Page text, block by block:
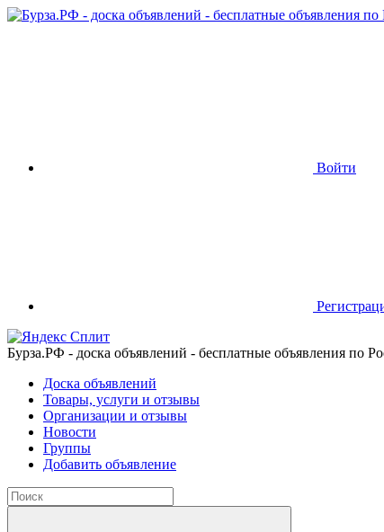
Войти
Бурза.РФ - доска объявлений - бесплатные объявления по
Доска объявлений
Товары, услуги и отзывы
Организации и отзывы
Новости
Группы
Добавить объявление